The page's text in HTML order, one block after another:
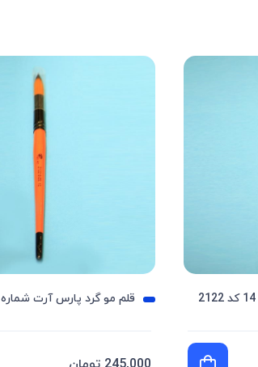
قلم مو گرد پارس آرت شماره 12 کد 2122